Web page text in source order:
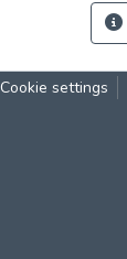
Cookie settings